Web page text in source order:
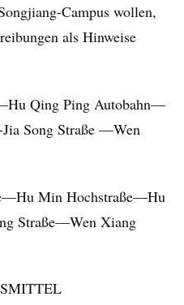
Campus wollen,
als Hinweise
Qing Ping Autobahn—
Song Straße —Wen
Min Hochstraße—Hu
Straße—Wen Xiang